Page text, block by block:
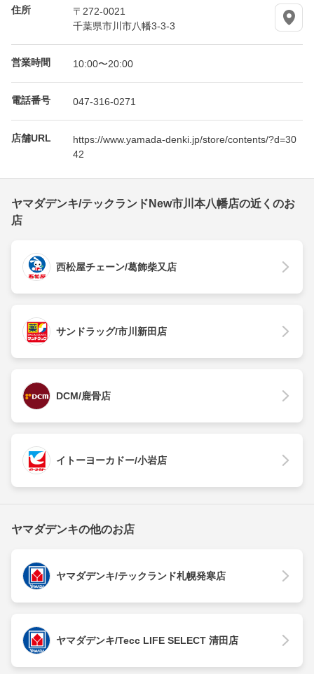
住所
〒272-0021
千葉県市川市八幡3-3-3
営業時間 10:00〜20:00
電話番号 047-316-0271
店舗URL
https://www.yamada-denki.jp/store/contents/?d=30
42
ヤマダデンキ/テックランドNew市川本八幡店の近くのお
店
西松屋チェーン/葛飾柴又店
サンドラッグ/市川新田店
DCM/鹿骨店
イトーヨーカドー/小岩店
ヤマダデンキの他のお店
ヤマダデンキ/テックランド札幌発寒店
ヤマダデンキ/Tecc LIFE SELECT 清田店